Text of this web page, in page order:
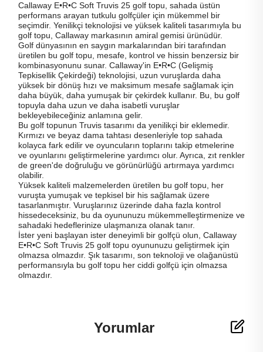
Callaway E•R•C Soft Truvis 25 golf topu, sahada üstün
performans arayan tutkulu golfçüler için mükemmel bir
seçimdir. Yenilikçi teknolojisi ve yüksek kaliteli tasarımıyla bu
golf topu, Callaway markasının amiral gemisi ürünüdür.
Golf dünyasının en saygın markalarından biri tarafından
üretilen bu golf topu, mesafe, kontrol ve hissin benzersiz bir
kombinasyonunu sunar. Callaway'in E•R•C (Gelişmiş
Tepkisellik Çekirdeği) teknolojisi, uzun vuruşlarda daha
yüksek bir dönüş hızı ve maksimum mesafe sağlamak için
daha büyük, daha yumuşak bir çekirdek kullanır. Bu, bu golf
topuyla daha uzun ve daha isabetli vuruşlar
bekleyebileceğiniz anlamına gelir.
Bu golf topunun Truvis tasarımı da yenilikçi bir eklemedir.
Kırmızı ve beyaz dama tahtası desenleriyle top sahada
kolayca fark edilir ve oyuncuların toplarını takip etmelerine
ve oyunlarını geliştirmelerine yardımcı olur. Ayrıca, zıt renkler
de green'de doğruluğu ve görünürlüğü artırmaya yardımcı
olabilir.
Yüksek kaliteli malzemelerden üretilen bu golf topu, her
vuruşta yumuşak ve tepkisel bir his sağlamak üzere
tasarlanmıştır. Vuruşlarınız üzerinde daha fazla kontrol
hissedeceksiniz, bu da oyununuzu mükemmelleştirmenize ve
sahadaki hedeflerinize ulaşmanıza olanak tanır.
İster yeni başlayan ister deneyimli bir golfçü olun, Callaway
E•R•C Soft Truvis 25 golf topu oyununuzu geliştirmek için
olmazsa olmazdır. Şık tasarımı, son teknoloji ve olağanüstü
performansıyla bu golf topu her ciddi golfçü için olmazsa
olmazdır.
Yorumlar